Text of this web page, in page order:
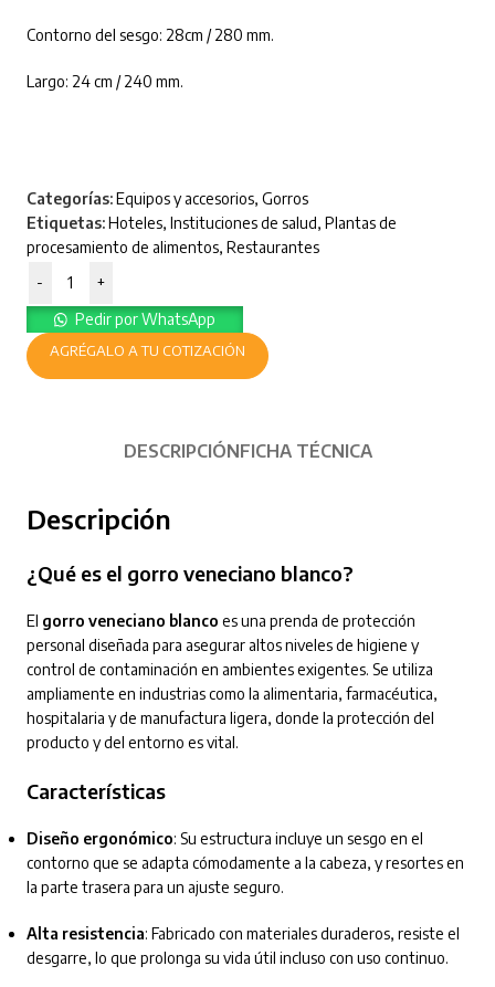
Contorno del sesgo: 28cm / 280 mm.
Largo: 24 cm / 240 mm.
Categorías:Equipos y accesorios, Gorros
Etiquetas:Hoteles, Instituciones de salud, Plantas de
procesamiento de alimentos, Restaurantes
-
+
Pedir por WhatsApp
AGRÉGALO A TU COTIZACIÓN
DESCRIPCIÓNFICHA TÉCNICA
Descripción
¿Qué es el gorro veneciano blanco?
El gorro veneciano blanco es una prenda de protección
personal diseñada para asegurar altos niveles de higiene y
control de contaminación en ambientes exigentes. Se utiliza
ampliamente en industrias como la alimentaria, farmacéutica,
hospitalaria y de manufactura ligera, donde la protección del
producto y del entorno es vital.
Características
Diseño ergonómico: Su estructura incluye un sesgo en el
contorno que se adapta cómodamente a la cabeza, y resortes en
la parte trasera para un ajuste seguro.
Alta resistencia: Fabricado con materiales duraderos, resiste el
desgarre, lo que prolonga su vida útil incluso con uso continuo.